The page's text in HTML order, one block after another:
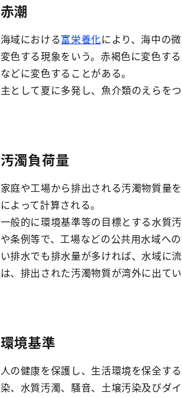
赤潮
海域における富栄養化により、海中の
変色する現象をいう。赤褐色に変色す
などに変色することがある。
主として夏に多発し、魚介類のえらを
汚濁負荷量
家庭や工場から排出される汚濁物質量
によって計算される。
一般的に環境基準等の目標とする水質
や条例等で、工場などの公共用水域へ
い排水でも排水量が多ければ、水域に
は、排出された汚濁物質が湾外に出て
環境基準
人の健康を保護し、生活環境を保全す
染、水質汚濁、騒音、土壌汚染及びダ